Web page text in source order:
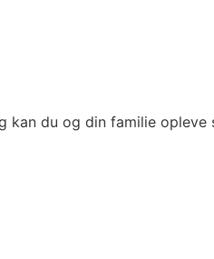
du og din familie